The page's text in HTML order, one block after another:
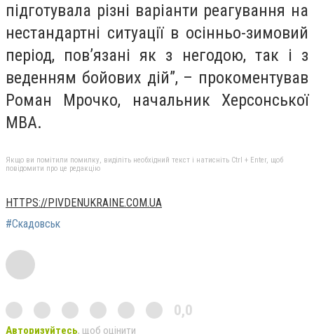
підготувала різні варіанти реагування на
нестандартні ситуації в осінньо-зимовий
період, пов’язані як з негодою, так і з
веденням бойових дій”, – прокоментував
Роман Мрочко, начальник Херсонської
МВА.
Якщо ви помітили помилку, виділіть необхідний текст і натисніть Ctrl + Enter, щоб
повідомити про це редакцію
HTTPS://PIVDENUKRAINE.COM.UA
#Скадовськ
0,0
Авторизуйтесь, щоб оцінити